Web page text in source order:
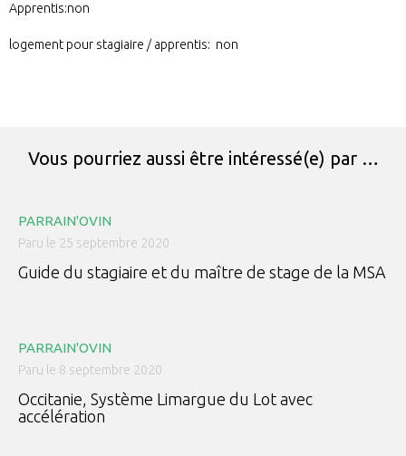
Apprentis:non
logement pour stagiaire / apprentis: non
Vous pourriez aussi être intéressé(e) par …
PARRAIN'OVIN
Paru le 25 septembre 2020
Guide du stagiaire et du maître de stage de la MSA
PARRAIN'OVIN
Paru le 8 septembre 2020
Occitanie, Système Limargue du Lot avec
accélération